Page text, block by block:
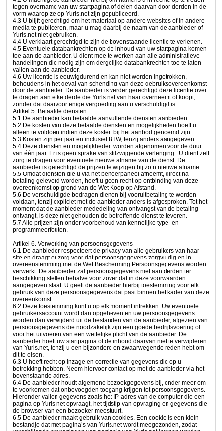
tegen overname van uw startpagina of delen daarvan door derden in de
vorm waarop ze op Yurls.net zijn gepubliceerd.
4.3 U blijft gerechtigd om het materiaal op andere websites of in andere
media te publiceren, maar u mag daarbij de naam van de aanbieder of
Yurls.net niet gebruiken.
4.4 U verklaart gerechtigd te zijn de bovenstaande licentie te verlenen.
4.5 Eventuele databankrechten op de inhoud van uw startpagina komen
toe aan de aanbieder. U dient mee te werken aan alle administratieve
handelingen die nodig zijn om dergelijke databankrechten toe te laten
vallen aan de aanbieder.
4.6 Uw licentie is eeuwigdurend en kan niet worden ingetrokken,
behoudens in het geval van schending van deze gebruiksovereenkomst
door de aanbieder. De aanbieder is verder gerechtigd deze licentie over
te dragen aan elke derde die Yurls.net van haar overneemt of koopt,
zonder dat daarvoor enige vergoeding aan u verschuldigd is.
Artikel 5. Betaalde diensten
5.1 De aanbieder kan betaalde aanvullende diensten aanbieden.
5.2 De kosten van deze betaalde diensten en mogelijkheden hoeft u
alleen te voldoen indien deze kosten bij het aanbod genoemd zijn.
5.3 Kosten zijn per jaar en inclusief BTW, tenzij anders aangegeven.
5.4 Deze diensten en mogelijkheden worden afgenomen voor de duur
van één jaar. Er is geen sprake van stilzwijgende verlenging. U dient zelf
zorg te dragen voor eventuele nieuwe afname van de dienst. De
aanbieder is gerechtigd de prijzen te wijzigen bij zo’n nieuwe afname.
5.5 Omdat diensten die u via het beheerpaneel afneemt, direct na
betaling geleverd worden, heeft u geen recht op ontbinding van deze
overeenkomst op grond van de Wet Koop op Afstand.
5.6 De verschuldigde bedragen dienen bij vooruitbetaling te worden
voldaan, tenzij expliciet met de aanbieder anders is afgesproken. Tot het
moment dat de aanbieder mededeling van ontvangst van de betaling
ontvangt, is deze niet gehouden de betreffende dienst te leveren.
5.7 Alle prijzen zijn onder voorbehoud van kennelijke type- en
programmeerfouten.
Artikel 6. Verwerking van persoonsgegevens
6.1 De aanbieder respecteert de privacy van alle gebruikers van haar
site en draagt er zorg voor dat persoonsgegevens zorgvuldig en in
overeenstemming met de Wet Bescherming Persoonsgegevens worden
verwerkt. De aanbieder zal persoonsgegevens niet aan derden ter
beschikking stellen behalve voor zover dat in deze voorwaarden
aangegeven staat. U geeft de aanbieder hierbij toestemming voor elk
gebruik van deze persoonsgegevens dat past binnen het kader van deze
overeenkomst.
6.2 Deze toestemming kunt u op elk moment intrekken. Uw eventuele
gebruikersaccount wordt dan opgeheven en uw persoonsgegevens
worden dan verwijderd uit de bestanden van de aanbieder, afgezien van
persoonsgegevens die noodzakelijk zijn een goede bedrijfsvoering of
voor het uitvoeren van een wettelijke plicht van de aanbieder. De
aanbieder hoeft uw startpagina of de inhoud daarvan niet te verwijderen
van Yurls.net, tenzij u een bijzondere en zwaarwegende reden hebt om
dit te eisen.
6.3 U heeft recht op inzage en correctie van gegevens die op u
betrekking hebben. Neem hiervoor contact op met de aanbieder via het
bovenstaande adres.
6.4 De aanbieder houdt algemene bezoekgegevens bij, onder meer om
te voorkomen dat onbevoegden toegang krijgen tot persoonsgegevens.
Hieronder vallen gegevens zoals het IP-adres van de computer die een
pagina op Yurls.net opvraagt, het tijdstip van opvraging en gegevens die
de browser van een bezoeker meestuurt.
6.5 De aanbieder maakt gebruik van cookies. Een cookie is een klein
bestandje dat met pagina’s van Yurls.net wordt meegezonden, zodat